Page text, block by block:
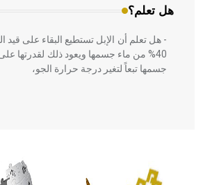
هل تعلم؟
- هل تعلم أن الإبل تستطيع البقاء على قيد
40% من ماء جسمها ويعود ذلك لقدرتها
جسمها تبعاً لتغير درجة حرارة الجو،
الحكم، الأدلة، تنظيم التغذية، ورسالته
له الفضل بأنه حرر الطب من الدين